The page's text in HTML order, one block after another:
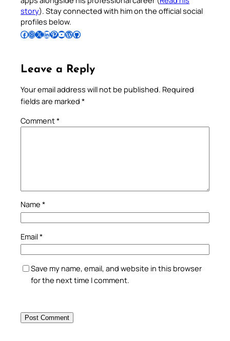
story). Stay connected with him on the official social
profiles below.
Follow Pradeep on Facebook Follow Pradeep on InstagramFollow Pradeep on X Follow Pradeep on LinkedIn Follow Pradeep on Pinterest Subscribe to Pradeep’s Youtube Channel Follow Pradeep on WordPress Follow Pradeep on GitHub
Leave a Reply
Your email address will not be published. Required
fields are marked *
Comment*
Name *
Email*
Save my name, email, and website in this browser
for the next time I comment.